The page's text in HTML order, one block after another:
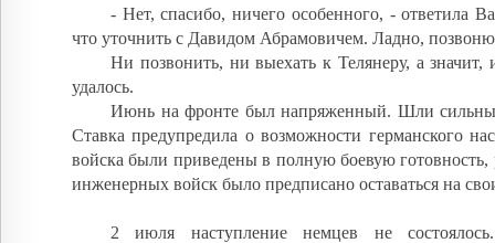
- Нет, спасибо, ничего особенного, - ответила
что уточнить с Давидом Абрамовичем. Ладно, позвоню
Ни позвонить, ни выехать к Телянеру, а
удалось.
Июнь на фронте был напряженный. Шли
Ставка предупредила о возможности германского
войска были приведены в полную боевую готовность,
инженерных войск было предписано оставаться на
2 июля наступление немцев не